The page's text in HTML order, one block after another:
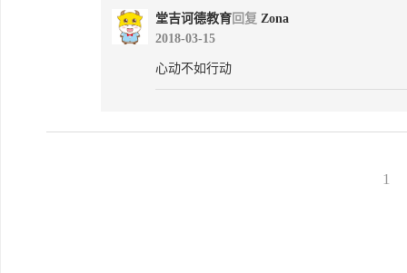
堂吉诃德教育 回复 Zona
2018-03-15
心动不如行动
1